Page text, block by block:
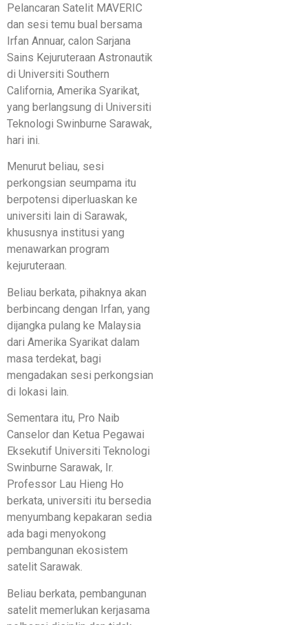
Pelancaran Satelit MAVERIC
dan sesi temu bual bersama
Irfan Annuar, calon Sarjana
Sains Kejuruteraan Astronautik
di Universiti Southern
California, Amerika Syarikat,
yang berlangsung di Universiti
Teknologi Swinburne Sarawak,
hari ini.
Menurut beliau, sesi
perkongsian seumpama itu
berpotensi diperluaskan ke
universiti lain di Sarawak,
khususnya institusi yang
menawarkan program
kejuruteraan.
Beliau berkata, pihaknya akan
berbincang dengan Irfan, yang
dijangka pulang ke Malaysia
dari Amerika Syarikat dalam
masa terdekat, bagi
mengadakan sesi perkongsian
di lokasi lain.
Sementara itu, Pro Naib
Canselor dan Ketua Pegawai
Eksekutif Universiti Teknologi
Swinburne Sarawak, Ir.
Professor Lau Hieng Ho
berkata, universiti itu bersedia
menyumbang kepakaran sedia
ada bagi menyokong
pembangunan ekosistem
satelit Sarawak.
Beliau berkata, pembangunan
satelit memerlukan kerjasama